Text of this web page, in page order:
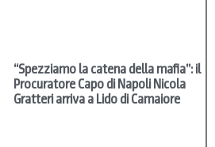
“Spezziamo la catena della mafia”: il
Procuratore Capo di Napoli Nicola
Gratteri arriva a Lido di Camaiore